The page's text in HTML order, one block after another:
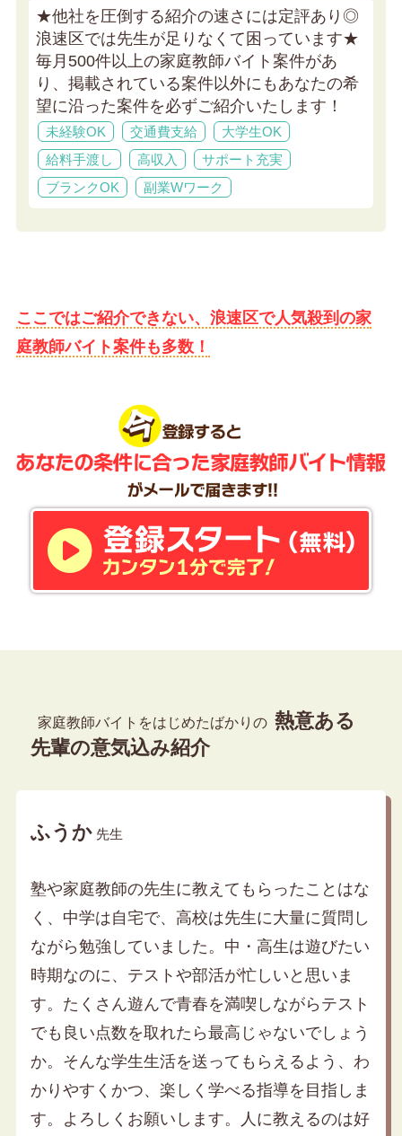
★他社を圧倒する紹介の速さには定評あり◎
浪速区では先生が足りなくて困っています★
毎月500件以上の家庭教師バイト案件があ
り、掲載されている案件以外にもあなたの希
望に沿った案件を必ずご紹介いたします！
未経験OK 交通費支給
大学生OK
給料手渡し
高収入
サポート充実
ブランクOK
副業Wワーク
ここではご紹介できない、浪速区で人気殺到の家
庭教師バイト案件も多数！
家庭教師バイトをはじめたばかりの 熱意ある
先輩の意気込み紹介
ふうか先生
塾や家庭教師の先生に教えてもらったことはな
く、中学は自宅で、高校は先生に大量に質問し
ながら勉強していました。中・高生は遊びたい
時期なのに、テストや部活が忙しいと思いま
す。たくさん遊んで青春を満喫しながらテスト
でも良い点数を取れたら最高じゃないでしょう
か。そんな学生生活を送ってもらえるよう、わ
かりやすくかつ、楽しく学べる指導を目指しま
す。よろしくお願いします。人に教えるのは好